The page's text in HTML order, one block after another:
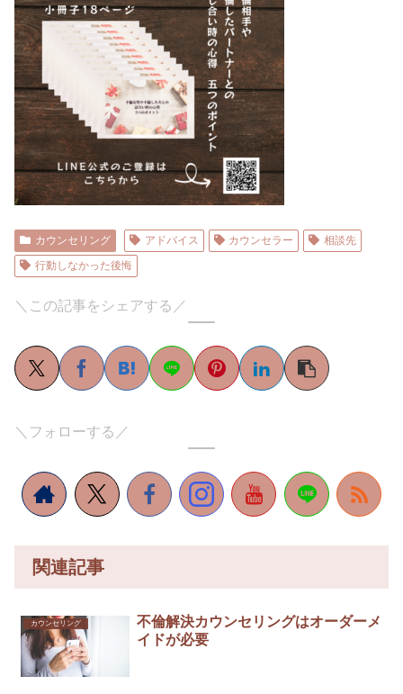
カウンセリング アドバイス カウンセラー
相談先
行動しなかった後悔
＼この記事をシェアする／
＼フォローする／
関連記事
カウンセリング
不倫解決カウンセリングはオーダーメ
イドが必要￼